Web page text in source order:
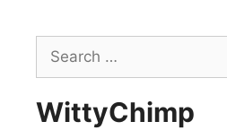
contentSearch
for:
WittyChimp